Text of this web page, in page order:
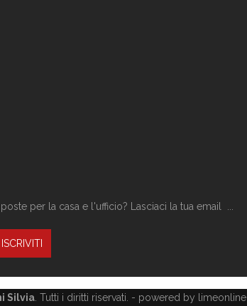
per la casa e l'ufficio? Lasciaci la tua email ...
Silvia. Tutti i diritti riservati. - powered by limeonline